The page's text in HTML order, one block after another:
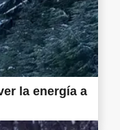
la energía a